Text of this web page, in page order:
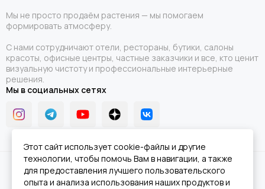
Мы не просто продаём растения — мы помогаем
формировать атмосферу.
С нами сотрудничают отели, рестораны, бутики, салоны
красоты, офисные центры, частные заказчики и все, кто ценит
визуальную чистоту и профессиональные интерьерные
решения.
Мы в социальных сетях
2026 © Ну и Туи!.Карта сайта
Этот сайт использует cookie-файлы и другие
технологии, чтобы помочь Вам в навигации, а также
для предоставления лучшего пользовательского
опыта и анализа использования наших продуктов и